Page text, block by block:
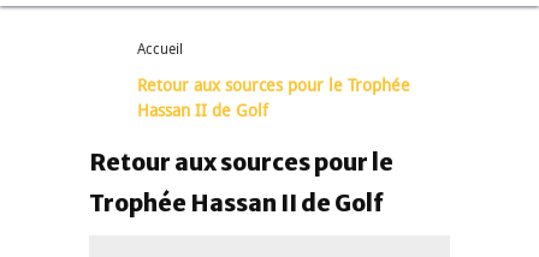
Accueil
Retour aux sources pour le Trophée
Hassan II de Golf
Retour aux sources pour le
Trophée Hassan II de Golf